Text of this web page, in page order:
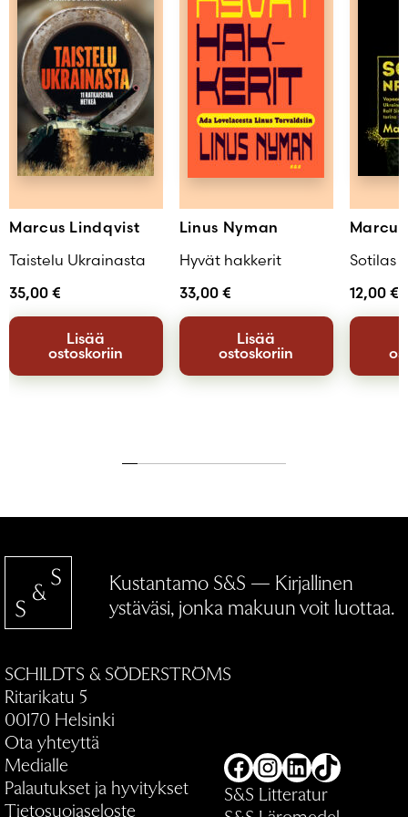
Marcus Lindqvist
Taistelu Ukrainasta
35,00 €
Lisää
ostoskoriin
Linus Nyman
Hyvät hakkerit
33,00 €
Lisää
ostoskoriin
Sotilas
12,00 €
Kustantamo S&S — Kirjallinen
ystäväsi, jonka makuun voit luottaa.
SCHILDTS & SÖDERSTRÖMS
Ritarikatu 5
00170 Helsinki
Ota yhteyttä
Medialle
Palautukset ja hyvitykset
Tietosuojaseloste
Facebook
Instagram
LinkedIn
TikTok
S&S Litteratur